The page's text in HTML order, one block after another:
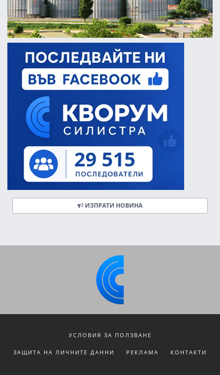
ИЗПРАТИ НОВИНА
УСЛОВИЯ ЗА ПОЛЗВАНЕ
ЗАЩИТА НА ЛИЧНИТЕ ДАННИ РЕКЛАМА КОНТАКТИ